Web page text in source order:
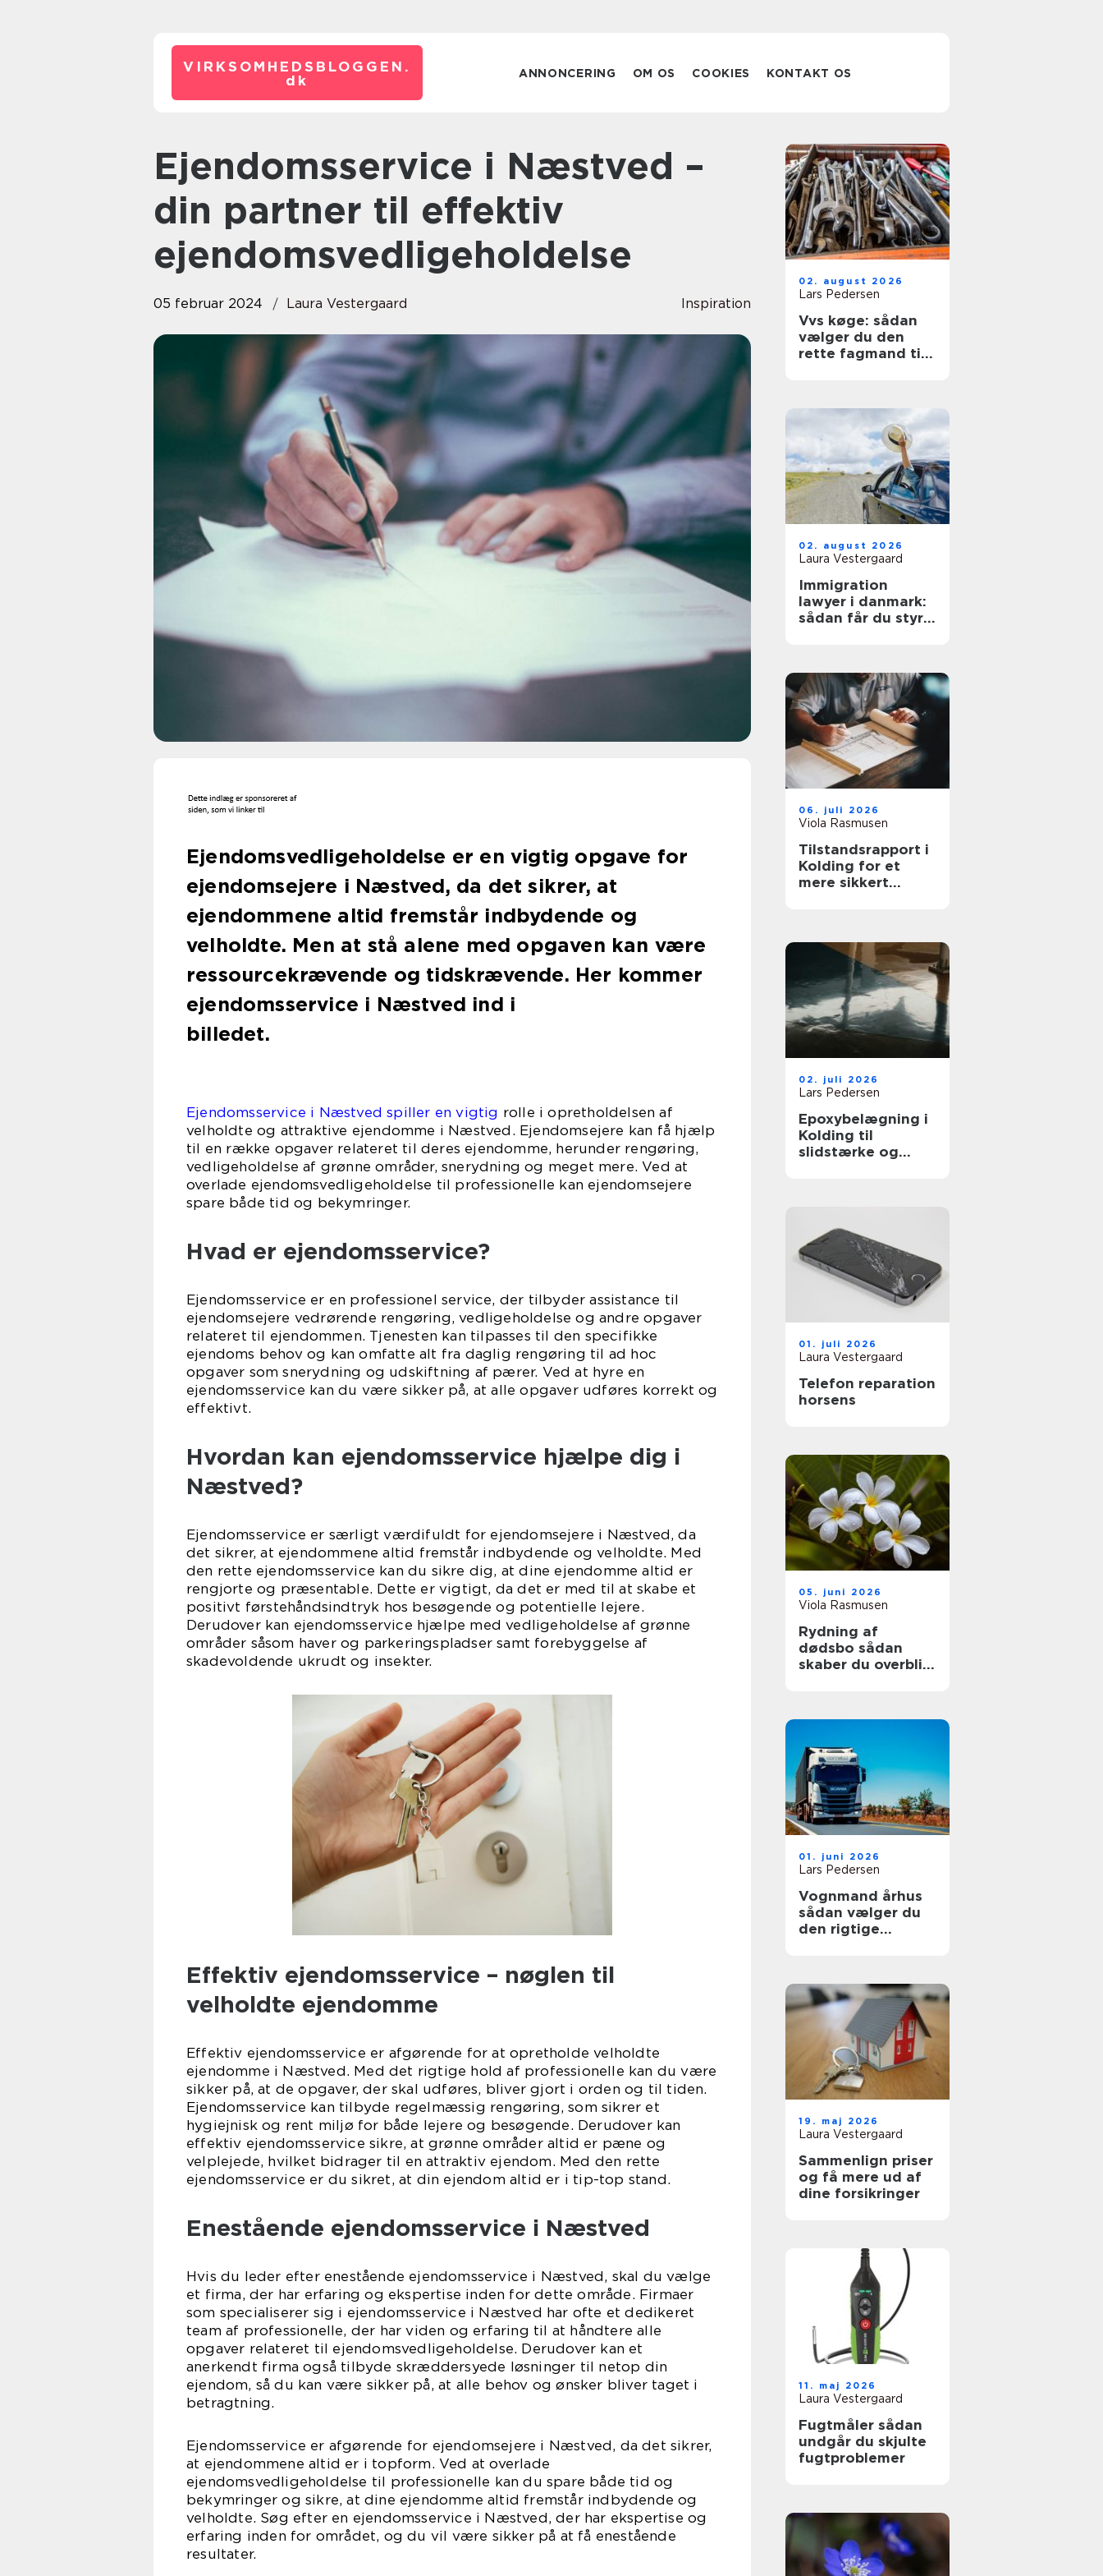
VIRKSOMHEDSBLOGGEN.
dk
ANNONCERING OM OS COOKIES KONTAKT OS
Ejendomsservice i Næstved –
din partner til effektiv
ejendomsvedligeholdelse
05 februar 2024 Laura Vestergaard Inspiration
Ejendomsvedligeholdelse er en vigtig opgave for
ejendomsejere i Næstved, da det sikrer, at
ejendommene altid fremstår indbydende og
velholdte. Men at stå alene med opgaven kan være
ressourcekrævende og tidskrævende. Her kommer
ejendomsservice i Næstved ind i
billedet.
Ejendomsservice i Næstved spiller en vigtig rolle i opretholdelsen af
velholdte og attraktive ejendomme i Næstved. Ejendomsejere kan få hjælp
til en række opgaver relateret til deres ejendomme, herunder rengøring,
vedligeholdelse af grønne områder, snerydning og meget mere. Ved at
overlade ejendomsvedligeholdelse til professionelle kan ejendomsejere
spare både tid og bekymringer.
Hvad er ejendomsservice?
Ejendomsservice er en professionel service, der tilbyder assistance til
ejendomsejere vedrørende rengøring, vedligeholdelse og andre opgaver
relateret til ejendommen. Tjenesten kan tilpasses til den specifikke
ejendoms behov og kan omfatte alt fra daglig rengøring til ad hoc
opgaver som snerydning og udskiftning af pærer. Ved at hyre en
ejendomsservice kan du være sikker på, at alle opgaver udføres korrekt og
effektivt.
Hvordan kan ejendomsservice hjælpe dig i
Næstved?
Ejendomsservice er særligt værdifuldt for ejendomsejere i Næstved, da
det sikrer, at ejendommene altid fremstår indbydende og velholdte. Med
den rette ejendomsservice kan du sikre dig, at dine ejendomme altid er
rengjorte og præsentable. Dette er vigtigt, da det er med til at skabe et
positivt førstehåndsindtryk hos besøgende og potentielle lejere.
Derudover kan ejendomsservice hjælpe med vedligeholdelse af grønne
områder såsom haver og parkeringspladser samt forebyggelse af
skadevoldende ukrudt og insekter.
Effektiv ejendomsservice – nøglen til
velholdte ejendomme
Effektiv ejendomsservice er afgørende for at opretholde velholdte
ejendomme i Næstved. Med det rigtige hold af professionelle kan du være
sikker på, at de opgaver, der skal udføres, bliver gjort i orden og til tiden.
Ejendomsservice kan tilbyde regelmæssig rengøring, som sikrer et
hygiejnisk og rent miljø for både lejere og besøgende. Derudover kan
effektiv ejendomsservice sikre, at grønne områder altid er pæne og
velplejede, hvilket bidrager til en attraktiv ejendom. Med den rette
ejendomsservice er du sikret, at din ejendom altid er i tip-top stand.
Enestående ejendomsservice i Næstved
Hvis du leder efter enestående ejendomsservice i Næstved, skal du vælge
et firma, der har erfaring og ekspertise inden for dette område. Firmaer
som specialiserer sig i ejendomsservice i Næstved har ofte et dedikeret
team af professionelle, der har viden og erfaring til at håndtere alle
opgaver relateret til ejendomsvedligeholdelse. Derudover kan et
anerkendt firma også tilbyde skræddersyede løsninger til netop din
ejendom, så du kan være sikker på, at alle behov og ønsker bliver taget i
betragtning.
Ejendomsservice er afgørende for ejendomsejere i Næstved, da det sikrer,
at ejendommene altid er i topform. Ved at overlade
ejendomsvedligeholdelse til professionelle kan du spare både tid og
bekymringer og sikre, at dine ejendomme altid fremstår indbydende og
velholdte. Søg efter en ejendomsservice i Næstved, der har ekspertise og
erfaring inden for området, og du vil være sikker på at få enestående
resultater.
02. august 2026
Lars Pedersen
Vvs køge: sådan
vælger du den
rette fagmand til
02. august 2026
Laura Vestergaard
Immigration
lawyer i danmark:
sådan får du styr
06. juli 2026
Viola Rasmusen
Tilstandsrapport i
Kolding for et
mere sikkert
02. juli 2026
Lars Pedersen
Epoxybelægning i
Kolding til
slidstærke og
01. juli 2026
Laura Vestergaard
Telefon reparation
horsens
05. juni 2026
Viola Rasmusen
Rydning af
dødsbo sådan
skaber du overblik
01. juni 2026
Lars Pedersen
Vognmand århus
sådan vælger du
den rigtige
19. maj 2026
Laura Vestergaard
Sammenlign priser
og få mere ud af
dine forsikringer
11. maj 2026
Laura Vestergaard
Fugtmåler sådan
undgår du skjulte
fugtproblemer